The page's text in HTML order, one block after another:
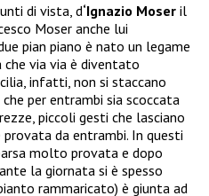
di vista, d‘Ignazio Moser il
Moser anche lui
pian piano è nato un legame
che via via è diventato
infatti, non si staccano
per entrambi sia scoccata
piccoli gesti che lasciano
da entrambi. In questi
molto provata e dopo
la giornata si è spesso
rammaricato) è giunta ad